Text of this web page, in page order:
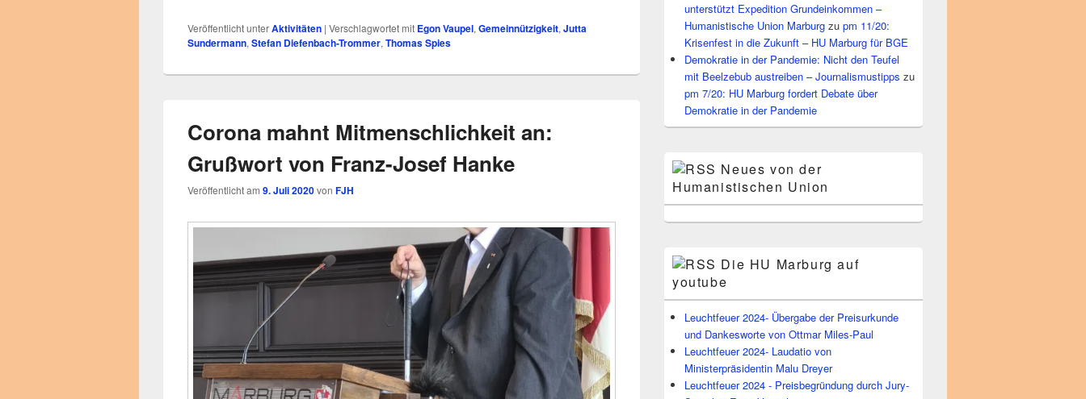
Veröffentlicht unterAktivitäten | Verschlagwortet mit Egon Vaupel, Gemeinnützigkeit, Jutta
Sundermann, Stefan Diefenbach-Trommer, Thomas Spies
Corona mahnt Mitmenschlichkeit an:
Grußwort von Franz-Josef Hanke
Veröffentlicht am 9. Juli 2020von FJH
unterstützt Expedition Grundeinkommen –
Humanistische Union Marburg zu pm 11/20:
Krisenfest in die Zukunft – HU Marburg für BGE
Demokratie in der Pandemie: Nicht den Teufel
mit Beelzebub austreiben – Journalismustipps zu
pm 7/20: HU Marburg fordert Debate über
Demokratie in der Pandemie
Neues von der
Humanistischen Union
Die HU Marburg auf
youtube
Leuchtfeuer 2024- Übergabe der Preisurkunde
und Dankesworte von Ottmar Miles-Paul
Leuchtfeuer 2024- Laudatio von
Ministerpräsidentin Malu Dreyer
Leuchtfeuer 2024 - Preisbegründung durch Jury-